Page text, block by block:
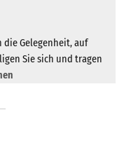
Gelegenheit, auf
Sie sich und tragen